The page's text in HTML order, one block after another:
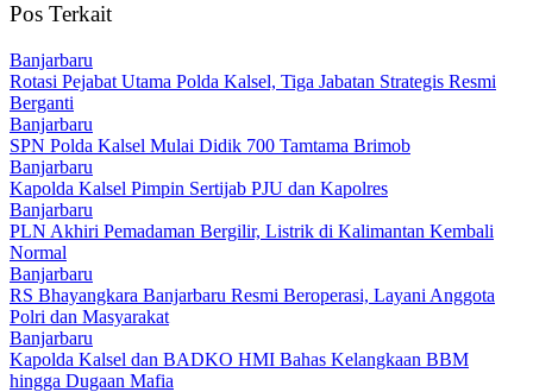
Pos Terkait
Banjarbaru
Rotasi Pejabat Utama Polda Kalsel, Tiga Jabatan Strategis Resmi
Berganti
Banjarbaru
SPN Polda Kalsel Mulai Didik 700 Tamtama Brimob
Banjarbaru
Kapolda Kalsel Pimpin Sertijab PJU dan Kapolres
Banjarbaru
PLN Akhiri Pemadaman Bergilir, Listrik di Kalimantan Kembali
Normal
Banjarbaru
RS Bhayangkara Banjarbaru Resmi Beroperasi, Layani Anggota
Polri dan Masyarakat
Banjarbaru
Kapolda Kalsel dan BADKO HMI Bahas Kelangkaan BBM
hingga Dugaan Mafia